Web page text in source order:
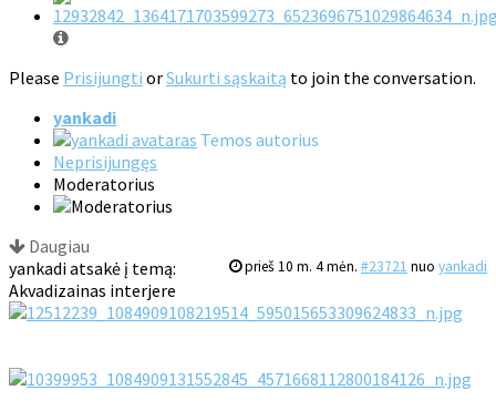
Please Prisijungti orSukurti sąskaitą to join the conversation.
yankadi
Temos autorius
Neprisijungęs
Moderatorius
Daugiau
prieš 10 m. 4 mėn. #23721 nuo yankadi
yankadi atsakė į temą:
Akvadizainas interjere